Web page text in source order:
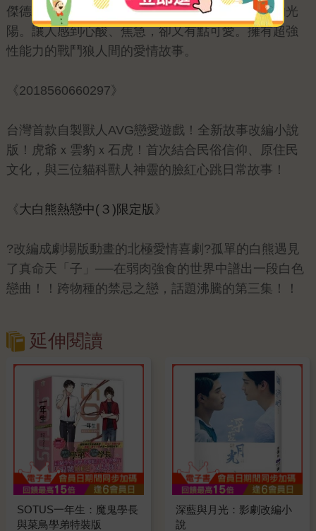
傑德。就算是最後一次也好，也想緊緊擁抱傑德的光
陽。讓人感到心酸、焦急，卻又有點可愛。擁有超強
性能力的戰鬥狼人間的愛情故事。
《2018560660297》
台灣首款自製獸人AVG戀愛遊戲！全新故事改編小說
版！虎爺ｘ雲豹ｘ石虎！首次結合民俗信仰、原住民
文化，與三位貓科獸人神靈的臉紅心跳日常故事！
《大白熊熱戀中(３)限定版 》
?改編成劇場版動畫的北極愛情喜劇?孤單的白熊遇見
了真命天「子」──在弱肉強食的世界中譜出一段白色
戀曲！！跨物種的禁忌之戀，話題沸騰的第三集！！
延伸閱讀
SOTUS一年生：魔鬼學長
與菜鳥學弟特裝版
深藍與月光：影劇改編小
說